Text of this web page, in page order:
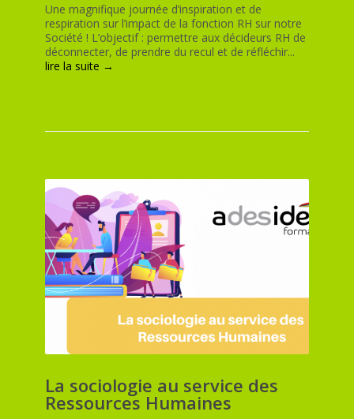
Une magnifique journée d’inspiration et de
respiration sur l’impact de la fonction RH sur notre
Société ! L’objectif : permettre aux décideurs RH de
déconnecter, de prendre du recul et de réfléchir...
lire la suite →
La sociologie au service des
Ressources Humaines